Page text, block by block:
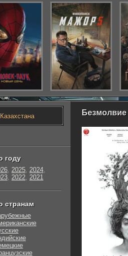
Безмолвие
году
, 2025, 2024,
, 2022, 2021
странам